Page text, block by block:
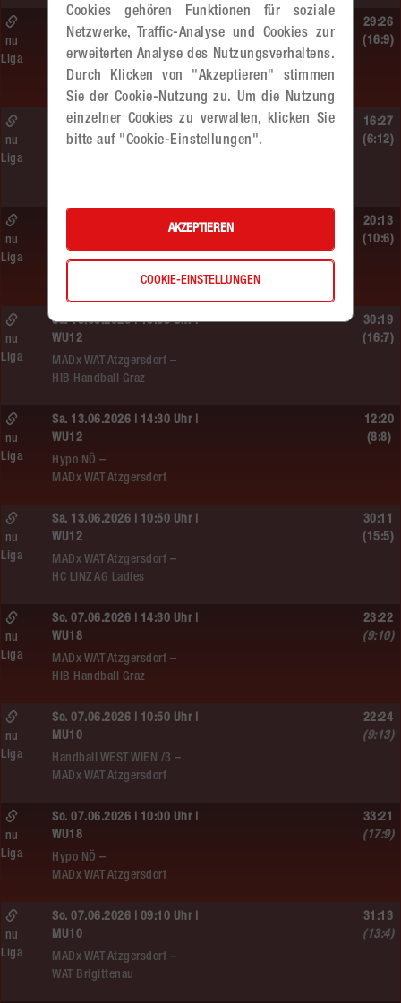
So. 14.06.2026 | 13:20 Uhr |
Sportunion DIE FALKEN St. Pölten –
MADx WAT Atzgersdorf
nu
Liga
29:26
(16:9)
So. 14.06.2026 | 11:20 Uhr |
MU13
nu
Liga
16:27
(6:12)
So. 14.06.2026 | 10:30 Uhr |
SC HIT/UHC Absam –
MADx WAT Atzgersdorf
nu
Liga
20:13
(10:6)
Sa. 13.06.2026 | 19:05 Uhr |
WU12
MADx WAT Atzgersdorf –
HIB Handball Graz
nu
Liga
30:19
(16:7)
Sa. 13.06.2026 | 14:30 Uhr |
WU12
Hypo NÖ –
MADx WAT Atzgersdorf
nu
Liga
12:20
(8:8)
Sa. 13.06.2026 | 10:50 Uhr |
WU12
MADx WAT Atzgersdorf –
HC LINZ AG Ladies
nu
Liga
30:11
(15:5)
So. 07.06.2026 | 14:30 Uhr |
WU18
MADx WAT Atzgersdorf –
HIB Handball Graz
nu
Liga
23:22
(9:10)
So. 07.06.2026 | 10:50 Uhr |
MU10
Handball WEST WIEN /3 –
MADx WAT Atzgersdorf
nu
Liga
22:24
(9:13)
So. 07.06.2026 | 10:00 Uhr |
WU18
Hypo NÖ –
MADx WAT Atzgersdorf
nu
Liga
33:21
(17:9)
So. 07.06.2026 | 09:10 Uhr |
MU10
MADx WAT Atzgersdorf –
WAT Brigittenau
nu
Liga
31:13
(13:4)
Cookies gehören Funktionen für soziale
Netzwerke, Traffic-Analyse und Cookies zur
erweiterten Analyse des Nutzungsverhaltens.
Durch Klicken von "Akzeptieren" stimmen
Sie der Cookie-Nutzung zu. Um die Nutzung
einzelner Cookies zu verwalten, klicken Sie
bitte auf "Cookie-Einstellungen".
AKZEPTIEREN
COOKIE-EINSTELLUNGEN